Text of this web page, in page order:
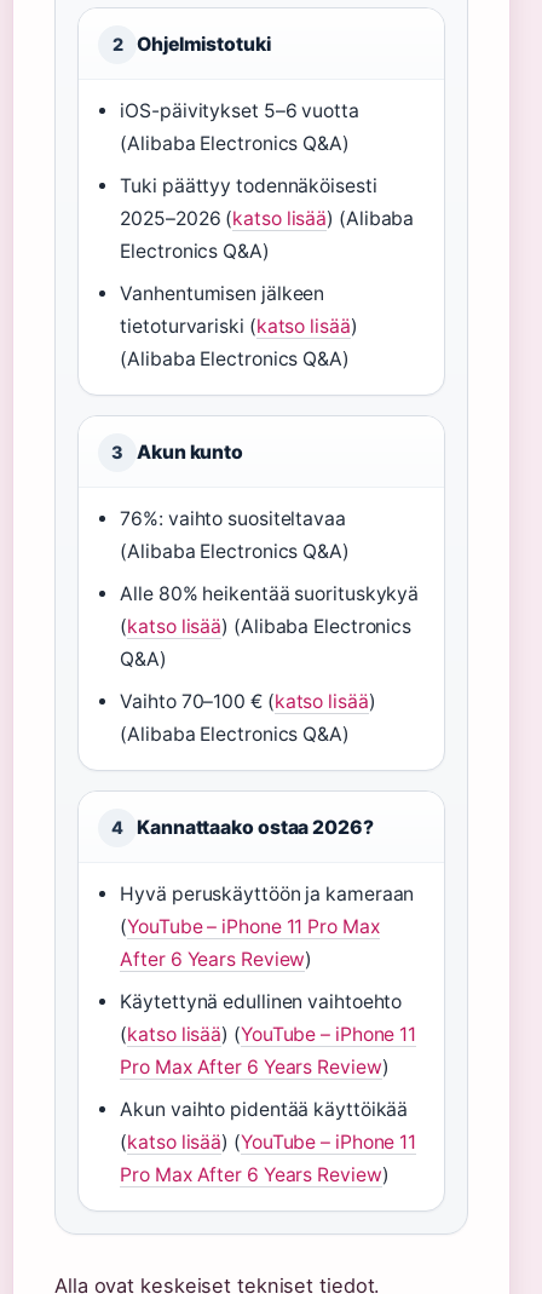
2 Ohjelmistotuki
iOS-päivitykset 5–6 vuotta
(Alibaba Electronics Q&A)
Tuki päättyy todennäköisesti
2025–2026 (katso lisää) (Alibaba
Electronics Q&A)
Vanhentumisen jälkeen
tietoturvariski (katso lisää)
(Alibaba Electronics Q&A)
3 Akun kunto
76%: vaihto suositeltavaa
(Alibaba Electronics Q&A)
Alle 80% heikentää suorituskykyä
(katso lisää) (Alibaba Electronics
Q&A)
Vaihto 70–100 € (katso lisää)
(Alibaba Electronics Q&A)
4 Kannattaako ostaa 2026?
Hyvä peruskäyttöön ja kameraan
(YouTube – iPhone 11 Pro Max
After 6 Years Review)
Käytettynä edullinen vaihtoehto
(katso lisää) (YouTube – iPhone 11
Pro Max After 6 Years Review)
Akun vaihto pidentää käyttöikää
(katso lisää) (YouTube – iPhone 11
Pro Max After 6 Years Review)
Alla ovat keskeiset tekniset tiedot.